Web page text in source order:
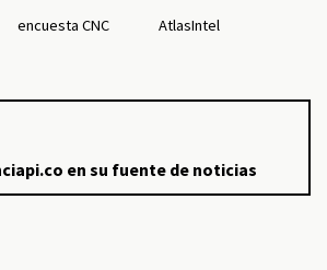
encuesta CNC
AtlasIntel
en su fuente de noticias